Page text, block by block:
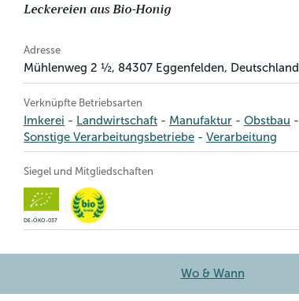
Leckereien aus Bio-Honig
Betriebsinformation
Adresse
Mühlenweg 2 ½, 84307 Eggenfelden, Deutschland
Verknüpfte Betriebsarten
Imkerei Landwirtschaft Manufaktur
Obstbau
Sonstige Verarbeitungsbetriebe
Verarbeitung
Siegel und Mitgliedschaften
DE-ÖKO-037
Wo & Wann